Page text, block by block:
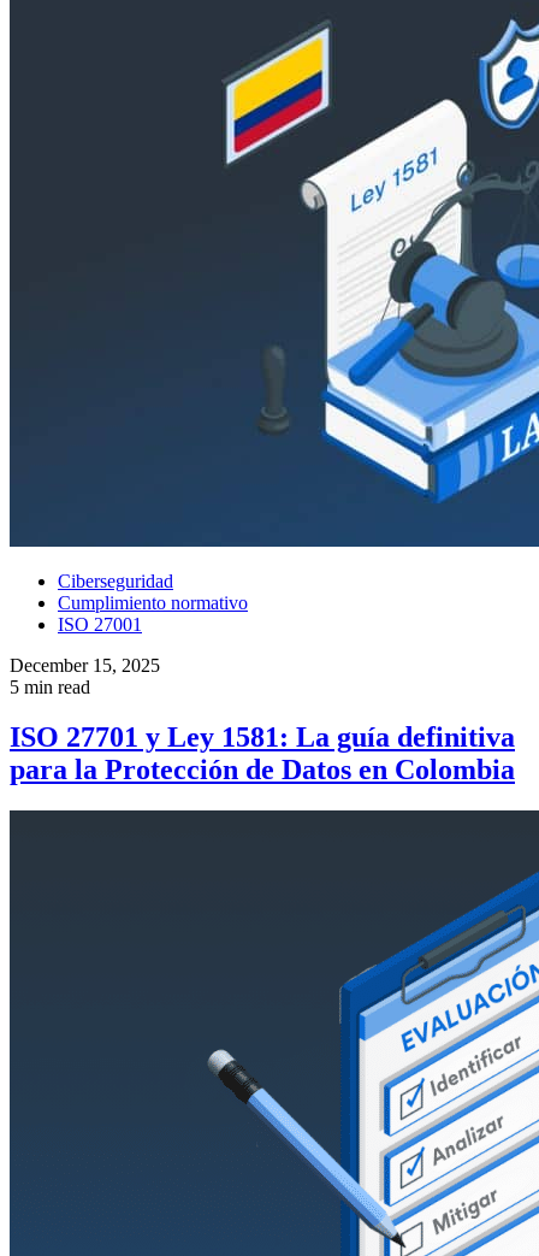
Ciberseguridad
Cumplimiento normativo
ISO 27001
December 15, 2025
5 min read
ISO 27701 y Ley 1581: La guía definitiva
para la Protección de Datos en Colombia